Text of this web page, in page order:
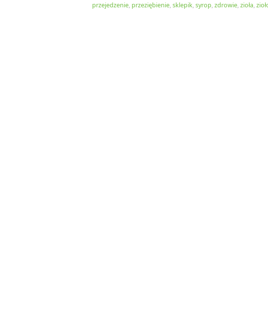
przejedzenie, przeziębienie,sklepik,syrop,zdrowie,zioła,